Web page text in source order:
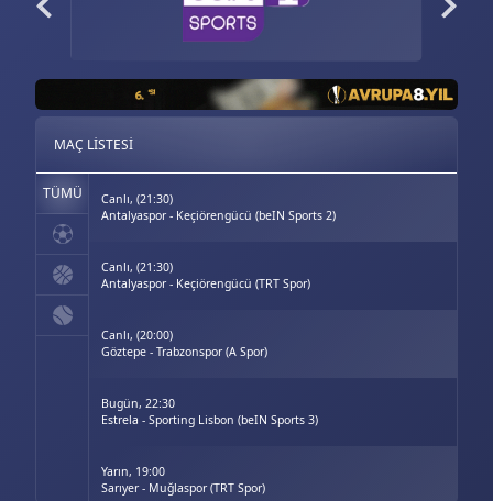
MAÇ LISTESI
TÜMÜ
Canlı, (21:30)
Antalyaspor - Keçiörengücü (beIN Sports 2)
Canlı, (21:30)
Antalyaspor - Keçiörengücü (TRT Spor)
Canlı, (20:00)
Göztepe - Trabzonspor (A Spor)
Bugün, 22:30
Estrela - Sporting Lisbon (beIN Sports 3)
Yarın, 19:00
Sarıyer - Muğlaspor (TRT Spor)